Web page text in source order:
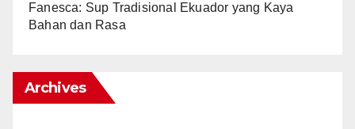
Fanesca: Sup Tradisional Ekuador yang Kaya
Bahan dan Rasa
Archives